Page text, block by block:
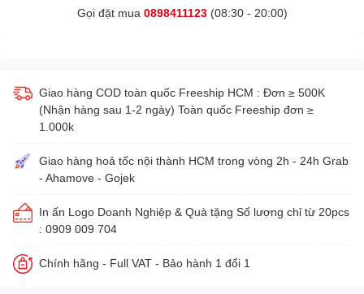
Gọi đặt mua 0898411123(08:30 - 20:00)
Giao hàng COD toàn quốc Freeship HCM : Đơn ≥ 500K
(Nhận hàng sau 1-2 ngày) Toàn quốc Freeship đơn ≥
1.000k
Giao hàng hoả tốc nội thành HCM trong vòng 2h - 24h Grab
- Ahamove - Gojek
In ấn Logo Doanh Nghiệp & Quà tặng Số lượng chỉ từ 20pcs
: 0909 009 704
Chính hãng - Full VAT - Bảo hành 1 đổi 1